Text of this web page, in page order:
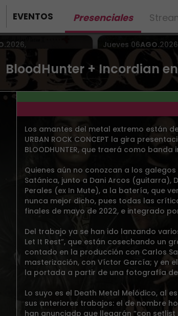
BloodHunter + Incordian
Los amantes del metal extremo están
URBAN ROCK CONCEPT la gira
BLOODHUNTER, que traerá como
Quienes aún no conozcan a los galegos
Satánica, junto a Dani Arcos (guitarra),
Perales (ex In Mute), a la batería, que
nunca mejor dicho, pues todas las
finales de mayo de 2022, e integrado
Del trabajo ya se han ido lanzando
Let It Rest”, que están cosechando un
contado en la producción con Carlos
masterización, con Víctor García; y en
la portada a partir de una fotografía de
Lo suyo es el Death Metal Melódico, al
sus anteriores trabajos: el de nombre
han anunciadp que llegarán “con
EVENTOS Presenciales
2026,
2026
Matas
2026
Jueves 06AGO.2026
Viernes 07 AGO. 2026
> Parada de
Marítima
Desde
& DnB ( CABINA
Viernes07 AGO.
Sábado08 AGO.
Vigo > Sala Doppler
Roneo